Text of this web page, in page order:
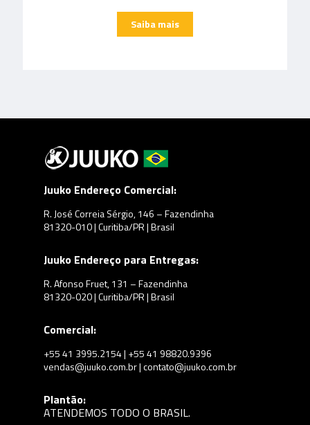
Juuko Endereço Comercial:
R. José Correia Sérgio, 146 – Fazendinha
81320-010 | Curitiba/PR | Brasil
Juuko Endereço para Entregas:
R. Afonso Fruet, 131 – Fazendinha
81320-020 | Curitiba/PR | Brasil
Comercial:
+55 41 3995.2154 | +55 41 98820.9396
vendas@juuko.com.br | contato@juuko.com.br
Plantão:
ATENDEMOS TODO O BRASIL.